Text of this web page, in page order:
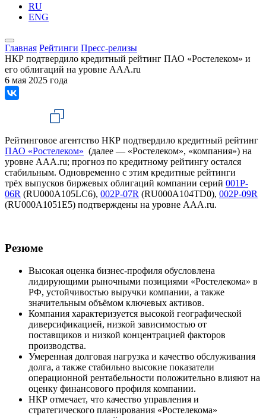
RU
ENG
Главная Рейтинги Пресс-релизы
НКР подтвердило кредитный рейтинг ПАО «Ростелеком» и
его облигаций на уровне AAA.ru
6 мая 2025 года
Рейтинговое агентство НКР подтвердило кредитный рейтинг
ПАО «Ростелеком» (далее — «Ростелеком», «компания») на
уровне AAA.ru; прогноз по кредитному рейтингу остался
стабильным. Одновременно с этим кредитные рейтинги
трёх выпусков биржевых облигаций компании серий 001P-
06R (RU000A105LC6), 002P-07R (RU000A104TD0), 002P-09R
(RU000A1051E5) подтверждены на уровне AAA.ru.
Резюме
Высокая оценка бизнес-профиля обусловлена
лидирующими рыночными позициями «Ростелекома» в
РФ, устойчивостью выручки компании, а также
значительным объёмом ключевых активов.
Компания характеризуется высокой географической
диверсификацией, низкой зависимостью от
поставщиков и низкой концентрацией факторов
производства.
Умеренная долговая нагрузка и качество обслуживания
долга, а также стабильно высокие показатели
операционной рентабельности положительно влияют на
оценку финансового профиля компании.
НКР отмечает, что качество управления и
стратегического планирования «Ростелекома»